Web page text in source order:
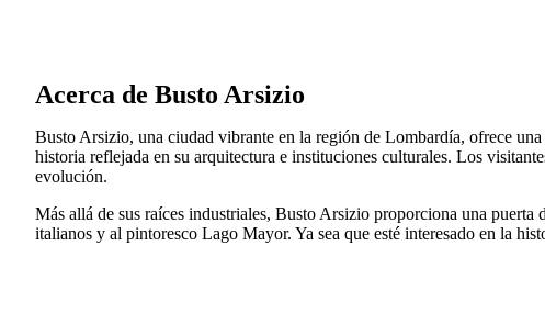
Acerca de Busto Arsizio
Busto Arsizio, una ciudad vibrante en la región de Lombardía, ofrece
historia reflejada en su arquitectura e instituciones culturales. Los
evolución.
Más allá de sus raíces industriales, Busto Arsizio proporciona una puerta
italianos y al pintoresco Lago Mayor. Ya sea que esté interesado en la